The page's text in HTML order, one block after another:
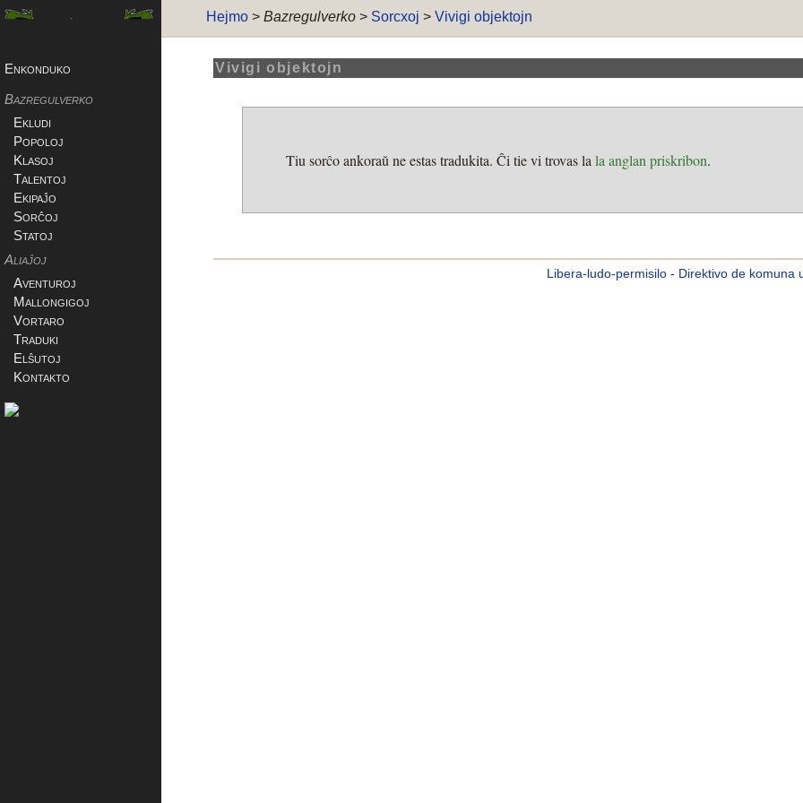
Enkonduko
Bazregulverko
Ekludi
Popoloj
Klasoj
Talentoj
Ekipaĵo
Sorĉoj
Statoj
Aliaĵoj
Aventuroj
Mallongigoj
Vortaro
Traduki
Elŝutoj
Kontakto
Hejmo > Bazregulverko > Sorcxoj > Vivigi objektojn
Vivigi objektojn
Tiu sorĉo ankoraŭ ne estas tradukita. Ĉi tie vi trovas la la anglan priskribon.
Libera-ludo-permisilo - Direktivo de komuna